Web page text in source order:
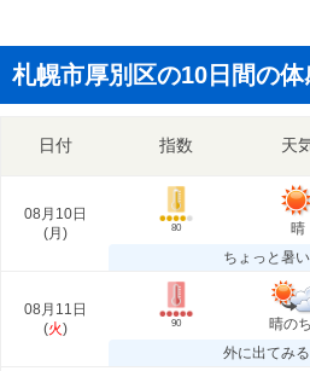
札幌市厚別区の10日間の
日付 指数 天
08月10日
(月 ) 80 晴
ちょっと暑
08月11日
(火) 90 晴の
外に出てみ